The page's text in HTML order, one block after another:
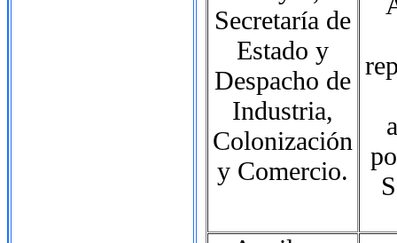
Secretaría de
Estado y
Despacho de
Industria,
Colonización
y Comercio.